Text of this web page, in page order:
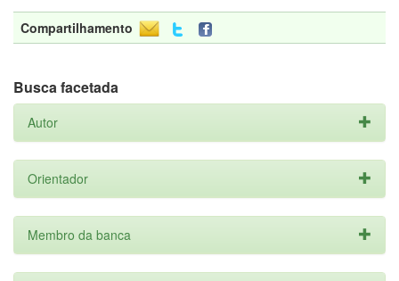
Compartilhamento
Busca facetada
Autor
Orientador
Membro da banca